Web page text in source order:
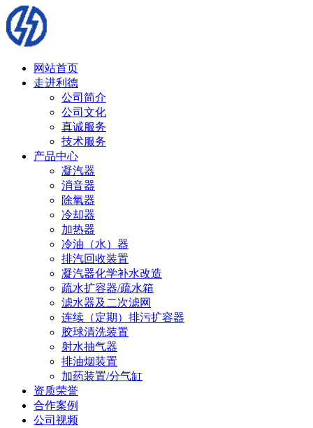
网站首页
走进利德
公司简介
公司文化
真诚服务
技术服务
产品中心
凝汽器
消音器
除氧器
冷却器
加热器
冷油（水）器
排汽回收装置
凝汽器化学补水改造
疏水扩容器/疏水箱
滤水器及二次滤网
连续（定期）排污扩容器
胶球清洗装置
射水抽气器
排油烟装置
加药装置/分气缸
资质荣誉
合作案例
公司视频